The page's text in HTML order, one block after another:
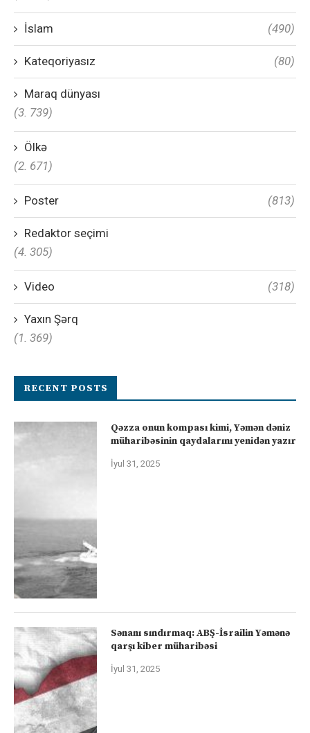
İslam (490)
Kateqoriyasız (80)
Maraq dünyası
(3. 739)
Ölkə
(2. 671)
Poster (813)
Redaktor seçimi
(4. 305)
Video (318)
Yaxın Şərq
(1. 369)
RECENT POSTS
Qəzza onun kompası kimi, Yəmən dəniz
müharibəsinin qaydalarını yenidən yazır
İyul 31, 2025
Sənanı sındırmaq: ABŞ-İsrailin Yəmənə
qarşı kiber müharibəsi
İyul 31, 2025